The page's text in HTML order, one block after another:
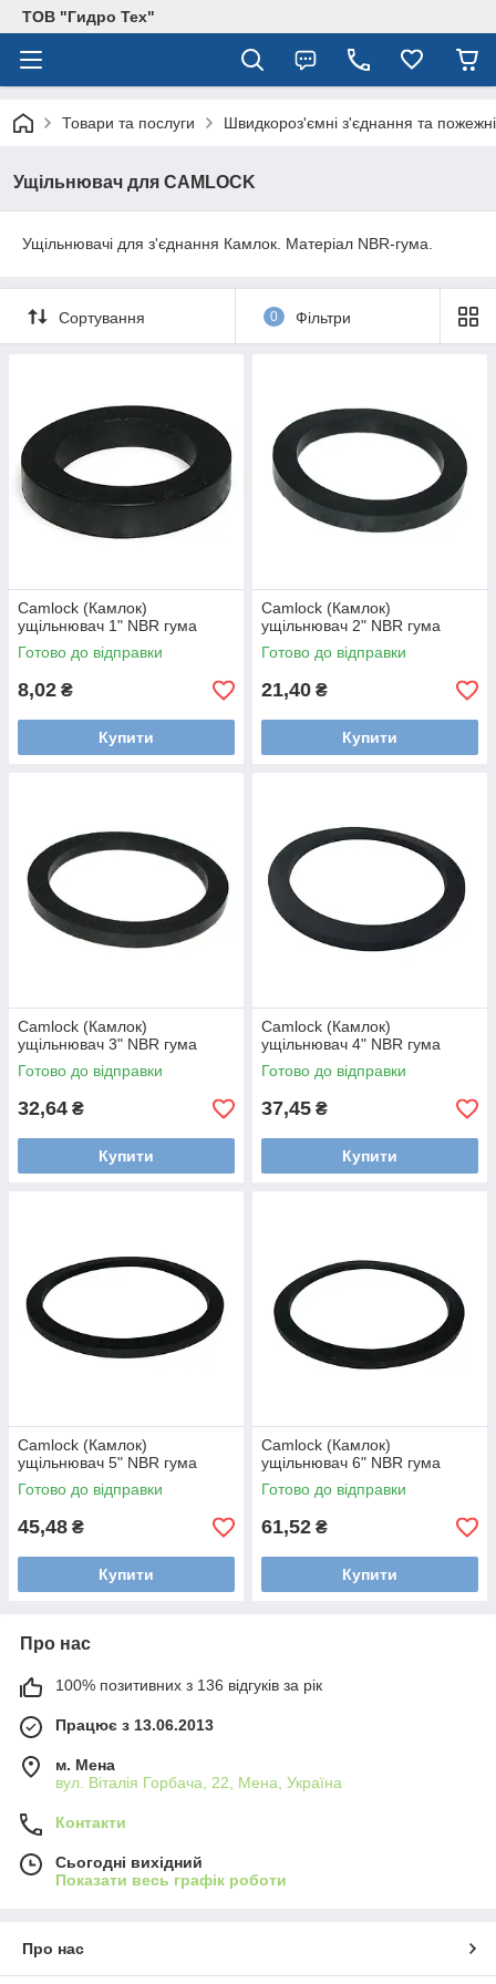
ТОВ "Гидро Тех"
Товари та послуги Швидкороз'ємні з'єднання та
Ущільнювач для CAMLOCK
Ущільнювачі для з'єднання Камлок. Матеріал NBR-гума.
Сортування 0 Фільтри
Camlock (Камлок)
ущільнювач 1" NBR гума
Готово до відправки
8,02 ₴
Купити
Camlock (Камлок)
ущільнювач 2" NBR гума
Готово до відправки
21,40 ₴
Купити
Camlock (Камлок)
ущільнювач 3" NBR гума
Готово до відправки
32,64 ₴
Купити
Camlock (Камлок)
ущільнювач 4" NBR гума
Готово до відправки
37,45 ₴
Купити
Camlock (Камлок)
ущільнювач 5" NBR гума
Готово до відправки
45,48 ₴
Купити
Camlock (Камлок)
ущільнювач 6" NBR гума
Готово до відправки
61,52 ₴
Купити
Про нас
100% позитивних з 136 відгуків за рік
Працює з 13.06.2013
м. Мена
вул. Віталія Горбача, 22, Мена, Україна
Контакти
Сьогодні вихідний
Показати весь графік роботи
Про нас